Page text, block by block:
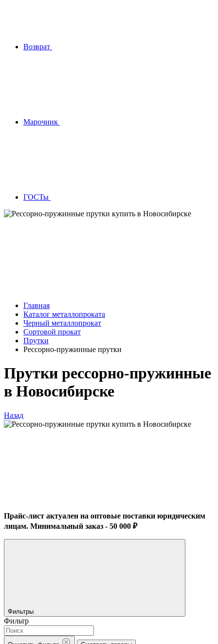
Возврат
Марочник
ГОСТы
Главная
Каталог металлопроката
Черный металлопрокат
Сортовой прокат
Прутки
Рессорно-пружинные прутки
Прутки рессорно-пружинные
в Новосибирске
Назад
Прайс-лист актуален на оптовые поставки юридическим
лицам. Минимальный заказ - 50 000 ₽
Фильтры
Фильтр